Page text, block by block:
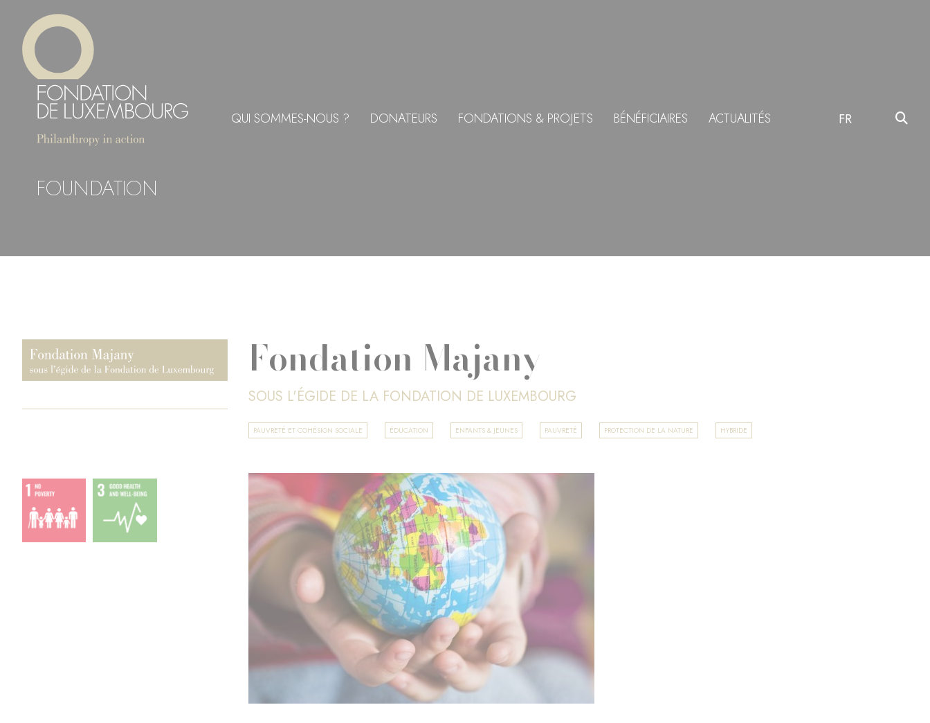
contenu
principal
QUI SOMMES-NOUS ? DONATEURS FONDATIONS & PROJETS BÉNÉFICIAIRES ACTUALITÉS FR
FOUNDATION
Fondation Majany
SOUS L'ÉGIDE DE LA FONDATION DE LUXEMBOURG
PAUVRETÉ ET COHÉSION SOCIALE ÉDUCATION ENFANTS & JEUNES PAUVRETÉ PROTECTION DE LA NATURE HYBRIDE